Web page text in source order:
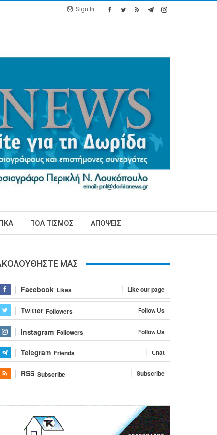
Sign In
ΠΟΛΙΤΙΣΜΟΣ ΑΠΟΨΕΙΣ
ΜΑΣ
Facebook Likes Like our page
Twitter Followers Follow Us
Instagram Followers Follow Us
Telegram Friends Chat
RSS Subscribe Subscribe